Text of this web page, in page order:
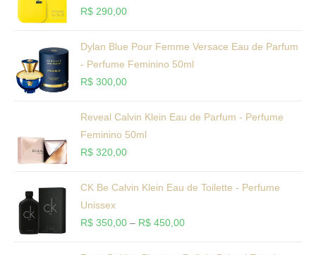
R$ 290,00
Dylan Blue Pour Femme Versace Eau de Parfum
- Perfume Feminino 50ml
R$ 300,00
Reveal Calvin Klein Eau de Parfum - Perfume
Feminino 50ml
R$ 320,00
CK Be Calvin Klein Eau de Toilette - Perfume
Unissex
R$ 350,00 – R$ 450,00